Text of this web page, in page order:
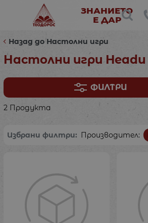
ЗНАНИЕТО
Е ДАР
Назад до Настолни игри
Настолни игри Headu
ФИЛТРИ
2 Продукта
Избрани филтри: Производител: